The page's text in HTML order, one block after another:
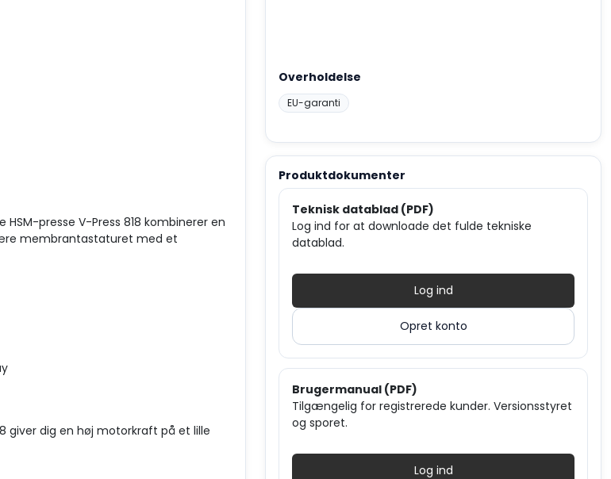
presse V-Press 818 kombinerer en
membrantastaturet med et
giver dig en høj motorkraft på et lille
Overholdelse
EU-garanti
Produktdokumenter
Teknisk datablad (PDF)
Log ind for at downloade det fulde tekniske
datablad.
Log ind
Opret konto
Brugermanual (PDF)
Tilgængelig for registrerede kunder. Versionsstyret
og sporet.
Log ind